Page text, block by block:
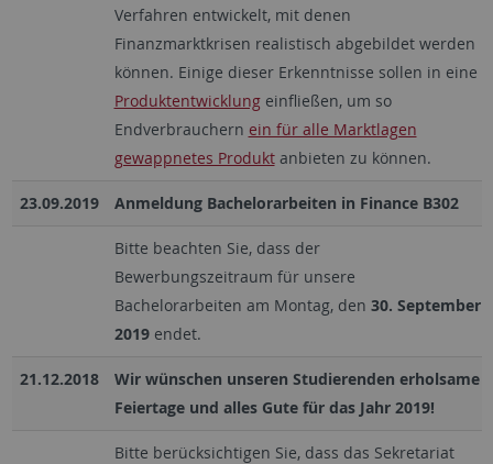
Verfahren entwickelt, mit denen
Finanzmarktkrisen realistisch abgebildet werden
können. Einige dieser Erkenntnisse sollen in eine
Produktentwicklungeinfließen, um so
Endverbrauchern ein für alle Marktlagen
gewappnetes Produktanbieten zu können.
23.09.2019 Anmeldung Bachelorarbeiten in Finance B302
Bitte beachten Sie, dass der
Bewerbungszeitraum für unsere
Bachelorarbeiten am Montag, den 30. September
2019 endet.
21.12.2018
Wir wünschen unseren Studierenden erholsame
Feiertage und alles Gute für das Jahr 2019!
Bitte berücksichtigen Sie, dass das Sekretariat